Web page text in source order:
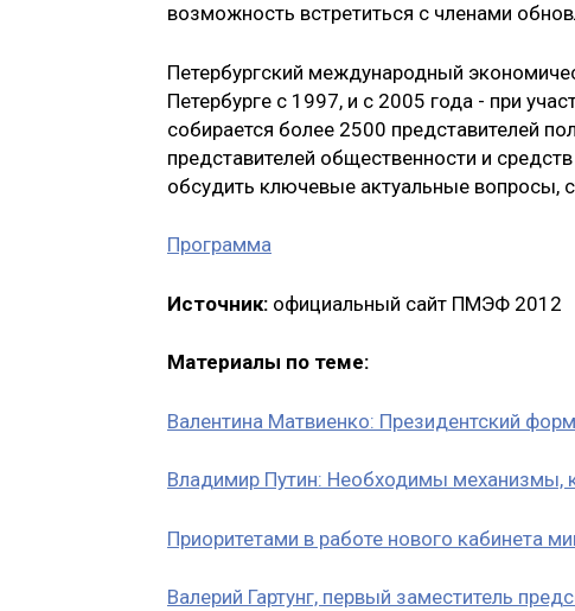
возможность встретиться с членами
Петербургский международный
Петербурге с 1997, и с 2005 года - при
собирается более 2500 представителей
представителей общественности и
обсудить ключевые актуальные вопросы,
Программа
Источник: официальный сайт ПМЭФ 2012
Материалы по теме:
Валентина Матвиенко: Президентский
Владимир Путин: Необходимы механизмы,
Приоритетами в работе нового кабинета
Валерий Гартунг, первый заместитель